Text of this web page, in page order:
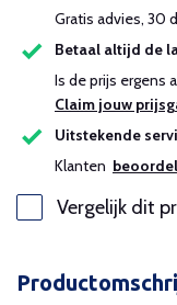
Gratis advies, 30
Betaal altijd de
Is de prijs ergens
Claim jouw
Uitstekende
Klanten
Vergelijk dit